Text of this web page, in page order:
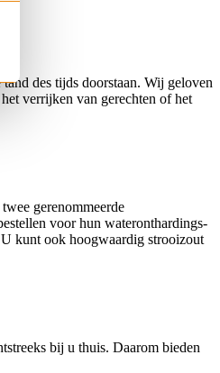
des tijds doorstaan. Wij geloven
verrijken van gerechten of het
gerenommeerde
voor hun wateronthardings-
kunt ook hoogwaardig strooizout
bij u thuis. Daarom bieden